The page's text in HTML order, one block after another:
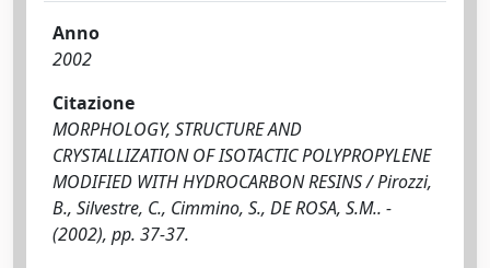
Anno
2002
Citazione
MORPHOLOGY, STRUCTURE AND
CRYSTALLIZATION OF ISOTACTIC POLYPROPYLENE
MODIFIED WITH HYDROCARBON RESINS / Pirozzi,
B., Silvestre, C., Cimmino, S., DE ROSA, S.M.. -
(2002), pp. 37-37.